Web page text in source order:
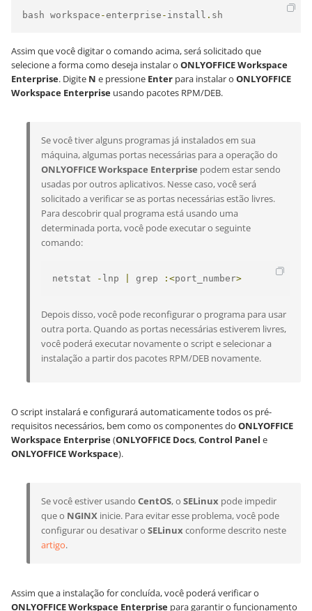
bash workspace -enterprise - install . sh
Assim que você digitar o comando acima, será solicitado que
selecione a forma como deseja instalar o ONLYOFFICE Workspace
Enterprise. Digite N e pressione Enter para instalar o ONLYOFFICE
Workspace Enterprise usando pacotes RPM/DEB.
Se você tiver alguns programas já instalados em sua
máquina, algumas portas necessárias para a operação do
ONLYOFFICE Workspace Enterprise podem estar sendo
usadas por outros aplicativos. Nesse caso, você será
solicitado a verificar se as portas necessárias estão livres.
Para descobrir qual programa está usando uma
determinada porta, você pode executar o seguinte
comando:
netstat - lnp grep :<port_number>
Depois disso, você pode reconfigurar o programa para usar
outra porta. Quando as portas necessárias estiverem livres,
você poderá executar novamente o script e selecionar a
instalação a partir dos pacotes RPM/DEB novamente.
O script instalará e configurará automaticamente todos os pré-
requisitos necessários, bem como os componentes do ONLYOFFICE
Workspace Enterprise(ONLYOFFICE Docs,Control Panel e
ONLYOFFICE Workspace).
Se você estiver usando CentOS, o SELinux pode impedir
que o NGINX inicie. Para evitar esse problema, você pode
configurar ou desativar o SELinux conforme descrito neste
artigo.
Assim que a instalação for concluída, você poderá verificar o
ONLYOFFICE Workspace Enterprise para garantir o funcionamento